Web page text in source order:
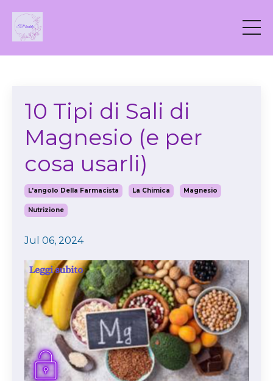
10 Tipi di Sali di
Magnesio (e per
cosa usarli)
L'angolo Della Farmacista La Chimica Magnesio
Nutrizione
Jul 06, 2024